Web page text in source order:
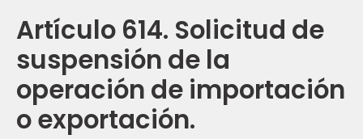
Artículo 614. Solicitud de
suspensión de la
operación de importación
o exportación.